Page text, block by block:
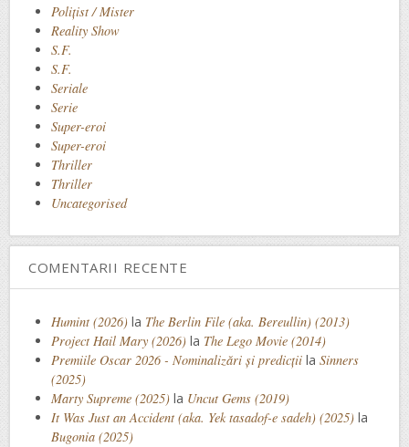
Polițist / Mister
Reality Show
S.F.
S.F.
Seriale
Serie
Super-eroi
Super-eroi
Thriller
Thriller
Uncategorised
COMENTARII RECENTE
Humint (2026) la The Berlin File (aka. Bereullin) (2013)
Project Hail Mary (2026) la The Lego Movie (2014)
Premiile Oscar 2026 - Nominalizări și predicții la Sinners
(2025)
Marty Supreme (2025) la Uncut Gems (2019)
It Was Just an Accident (aka. Yek tasadof-e sadeh) (2025) la
Bugonia (2025)